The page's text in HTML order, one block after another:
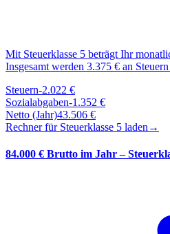
Mit Steuerklasse 5 beträgt Ihr
Insgesamt werden 3.375 € an
Steuern-2.022 €
Sozialabgaben-1.352 €
Netto (Jahr)43.506 €
Rechner für Steuerklasse 5 laden →
84.000 € Brutto im Jahr –